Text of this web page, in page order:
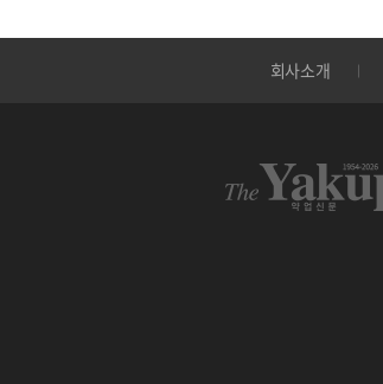
회사소개